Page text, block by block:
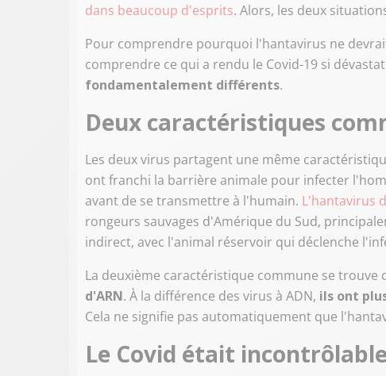
dans beaucoup d'esprits. Alors, les deux
Pour comprendre pourquoi l'hantavirus ne
comprendre ce qui a rendu le Covid-19 si
fondamentalement différents.
Deux caractéristiques
Les deux virus partagent une même
ont franchi la barrière animale pour infecter
avant de se transmettre à l'humain. L'hantavirus
rongeurs sauvages d'Amérique du Sud,
indirect, avec l'animal réservoir qui déclenche
La deuxième caractéristique commune se trouve
d'ARN. À la différence des virus à ADN, ils ont
Cela ne signifie pas automatiquement que
Le Covid était